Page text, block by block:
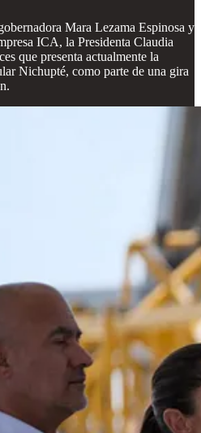
Mara Lezama Espinosa y
ICA, la Presidenta Claudia
que presenta actualmente la
Nichupté, como parte de una gira